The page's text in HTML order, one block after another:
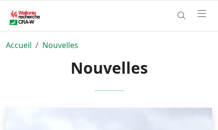
Accueil Nouvelles
Nouvelles